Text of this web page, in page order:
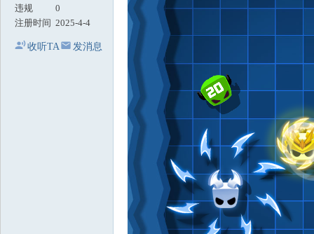
违规
0
注册时间 2025-4-4
收听TA 发消息